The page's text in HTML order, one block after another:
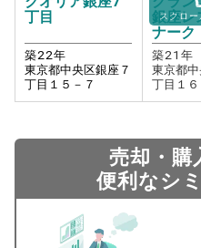
丁目
築22年
東京都中央区銀座７
丁目１５－７
銀座レ
ナーク
築21 年
東京都中
丁目１６
スクロ
売却・購
便利なシ